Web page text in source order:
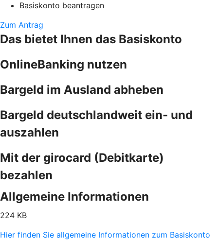
Basiskonto beantragen
Zum Antrag
Das bietet Ihnen das Basiskonto
OnlineBanking nutzen
Bargeld im Ausland abheben
Bargeld deutschlandweit ein- und
auszahlen
Mit der girocard (Debitkarte)
bezahlen
Allgemeine Informationen
224 KB
Hier finden Sie allgemeine Informationen zum Basiskonto